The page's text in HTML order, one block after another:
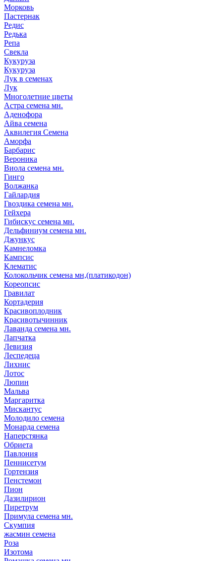
Морковь
Пастернак
Редис
Редька
Репа
Свекла
Кукуруза
Кукуруза
Лук в семенах
Лук
Многолетние цветы
Астра семена мн.
Аденофора
Айва семена
Аквилегия Семена
Аморфа
Барбарис
Вероника
Виола семена мн.
Гинго
Волжанка
Гайлардия
Гвоздика семена мн.
Гейхера
Гибискус семена мн.
Дельфиниум семена мн.
Джункус
Камнеломка
Кампсис
Клематис
Колокольчик семена мн,(платикодон)
Кореопсис
Гравилат
Кортадерия
Красивоплодник
Красивотычинник
Лаванда семена мн.
Лапчатка
Левизия
Леспедеца
Лихнис
Лотос
Люпин
Мальва
Маргаритка
Мискантус
Молодило семена
Монарда семена
Наперстянка
Обриета
Павлония
Пеннисетум
Гортензия
Пенстемон
Пион
Дазилирион
Пиретрум
Примула семена мн.
Скумпия
жасмин семена
Роза
Изотома